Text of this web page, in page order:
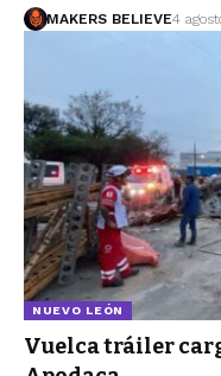
MAKERS BELIEVE4
NUEVO LEÓN
Vuelca tráiler